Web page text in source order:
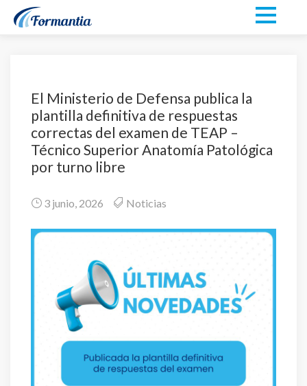
El Ministerio de Defensa publica la
plantilla definitiva de respuestas
correctas del examen de TEAP –
Técnico Superior Anatomía Patológica
por turno libre
3 junio, 2026 Noticias